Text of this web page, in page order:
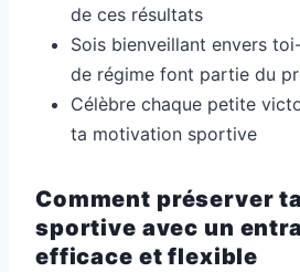
de ces résultats
Sois bienveillant envers
de régime font partie du
Célèbre chaque petite
ta motivation sportive
Comment préserver
sportive avec un
efficace et flexible